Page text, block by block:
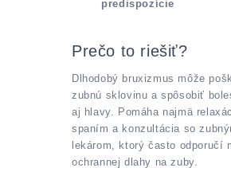
predispozície
Prečo to riešiť?
Dlhodobý bruxizmus môže
zubnú sklovinu a spôsobiť
aj hlavy. Pomáha najmä
spaním a konzultácia so
lekárom, ktorý často odporučí
ochrannej dlahy na zuby.